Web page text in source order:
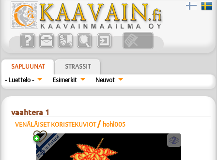
SAPLUUNAT
STRASSIT
- Luettelo -
Esimerkit Neuvot
vaahtera 1
VENÄLÄISET KORISTEKUVIOT / hohl005
b